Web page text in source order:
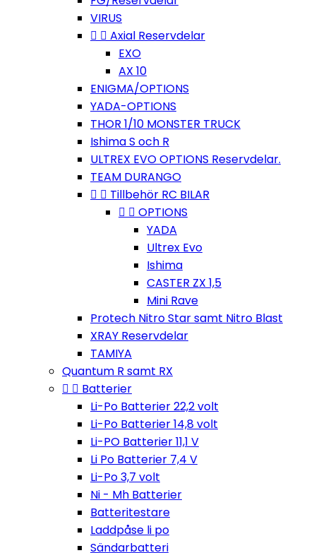
VIRUS
  Axial Reservdelar
EXO
AX 10
ENIGMA/OPTIONS
YADA-OPTIONS
THOR 1/10 MONSTER TRUCK
Ishima S och R
ULTREX EVO OPTIONS Reservdelar.
TEAM DURANGO
  Tillbehör RC BILAR
  OPTIONS
YADA
Ultrex Evo
Ishima
CASTER ZX 1,5
Mini Rave
Protech Nitro Star samt Nitro Blast
XRAY Reservdelar
TAMIYA
Quantum R samt RX
  Batterier
Li-Po Batterier 22,2 volt
Li-Po Batterier 14,8 volt
Li-PO Batterier 11,1 V
Li Po Batterier 7,4 V
Li-Po 3,7 volt
Ni - Mh Batterier
Batteritestare
Laddpåse li po
Sändarbatteri